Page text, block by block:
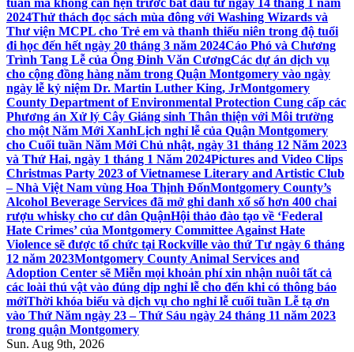
tuần mà không cần hẹn trước bắt đầu từ ngày 14 tháng 1 năm
2024Thử thách đọc sách mùa đông với Washing Wizards và
Thư viện MCPL cho Trẻ em và thanh thiếu niên trong độ tuổi
đi học đến hết ngày 20 tháng 3 năm 2024Cáo Phó và Chương
Trình Tang Lễ của Ông Đinh Văn CươngCác dự án dịch vụ
cho cộng đồng hàng năm trong Quận Montgomery vào ngày
ngày lễ kỷ niệm Dr. Martin Luther King, JrMontgomery
County Department of Environmental Protection Cung cấp các
Phương án Xử lý Cây Giáng sinh Thân thiện với Môi trường
cho một Năm Mới XanhLịch nghỉ lễ của Quận Montgomery
cho Cuối tuần Năm Mới Chủ nhật, ngày 31 tháng 12 Năm 2023
và Thứ Hai, ngày 1 tháng 1 Năm 2024Pictures and Video Clips
Christmas Party 2023 of Vietnamese Literary and Artistic Club
– Nhà Việt Nam vùng Hoa Thịnh ĐốnMontgomery County’s
Alcohol Beverage Services đã mở ghi danh xổ số hơn 400 chai
rượu whisky cho cư dân QuậnHội thảo đào tạo về ‘Federal
Hate Crimes’ của Montgomery Committee Against Hate
Violence sẽ được tổ chức tại Rockville vào thứ Tư ngày 6 tháng
12 năm 2023Montgomery County Animal Services and
Adoption Center sẽ Miễn mọi khoản phí xin nhận nuôi tất cả
các loài thú vật vào đúng dịp nghỉ lễ cho đến khi có thông báo
mớiThời khóa biểu và dịch vụ cho nghỉ lễ cuối tuần Lễ tạ ơn
vào Thứ Năm ngày 23 – Thứ Sáu ngày 24 tháng 11 năm 2023
trong quận Montgomery
Sun. Aug 9th, 2026